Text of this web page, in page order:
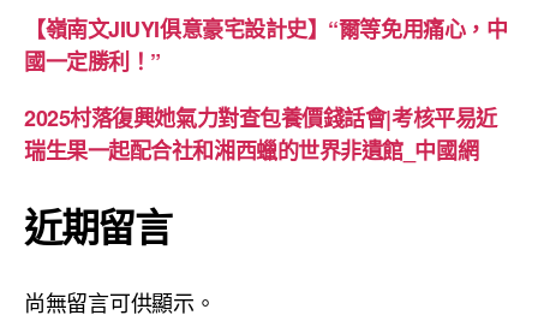
【嶺南文JIUYI俱意豪宅設計史】“爾等免用痛心，中
國一定勝利！”
2025村落復興她氣力對查包養價錢話會|考核平易近
瑞生果一起配合社和湘西蠟的世界非遺館_中國網
近期留言
尚無留言可供顯示。